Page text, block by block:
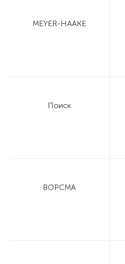
MEYER-HAAKE
Поиск
ВОРСМА